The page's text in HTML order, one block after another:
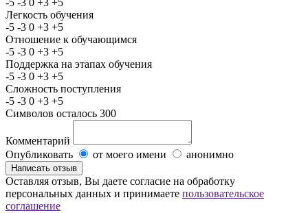
Легкость обучения
-5 -3 0 +3 +5
Отношение к обучающимся
-5 -3 0 +3 +5
Поддержка на этапах обучения
-5 -3 0 +3 +5
Сложность поступления
-5 -3 0 +3 +5
Символов осталось 300
Комментарий
Опубликовать
от моего имени анонимно
Оставляя отзыв, Вы даете согласие на обработку
персональных данных и принимаете пользовательское
соглашение